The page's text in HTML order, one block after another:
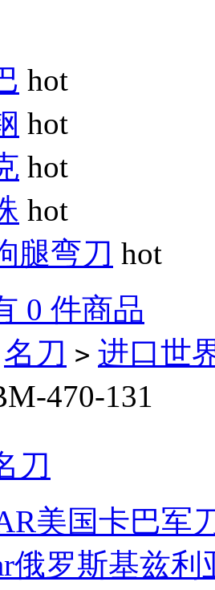
hot
hot
hot
hot
腿弯刀 hot
0 件商品
名刀 > 进口世
470-131
刀
美国卡巴军
俄罗斯基兹利